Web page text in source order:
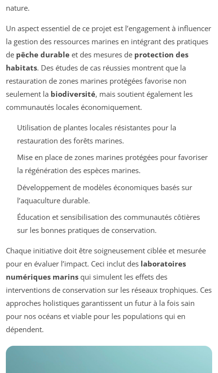
nature.
Un aspect essentiel de ce projet est l’engagement à influencer
la gestion des ressources marines en intégrant des pratiques
de pêche durable et des mesures de protection des
habitats. Des études de cas réussies montrent que la
restauration de zones marines protégées favorise non
seulement la biodiversité, mais soutient également les
communautés locales économiquement.
Utilisation de plantes locales résistantes pour la
restauration des forêts marines.
Mise en place de zones marines protégées pour favoriser
la régénération des espèces marines.
Développement de modèles économiques basés sur
l’aquaculture durable.
Éducation et sensibilisation des communautés côtières
sur les bonnes pratiques de conservation.
Chaque initiative doit être soigneusement ciblée et mesurée
pour en évaluer l’impact. Ceci inclut des laboratoires
numériques marins qui simulent les effets des
interventions de conservation sur les réseaux trophiques. Ces
approches holistiques garantissent un futur à la fois sain
pour nos océans et viable pour les populations qui en
dépendent.